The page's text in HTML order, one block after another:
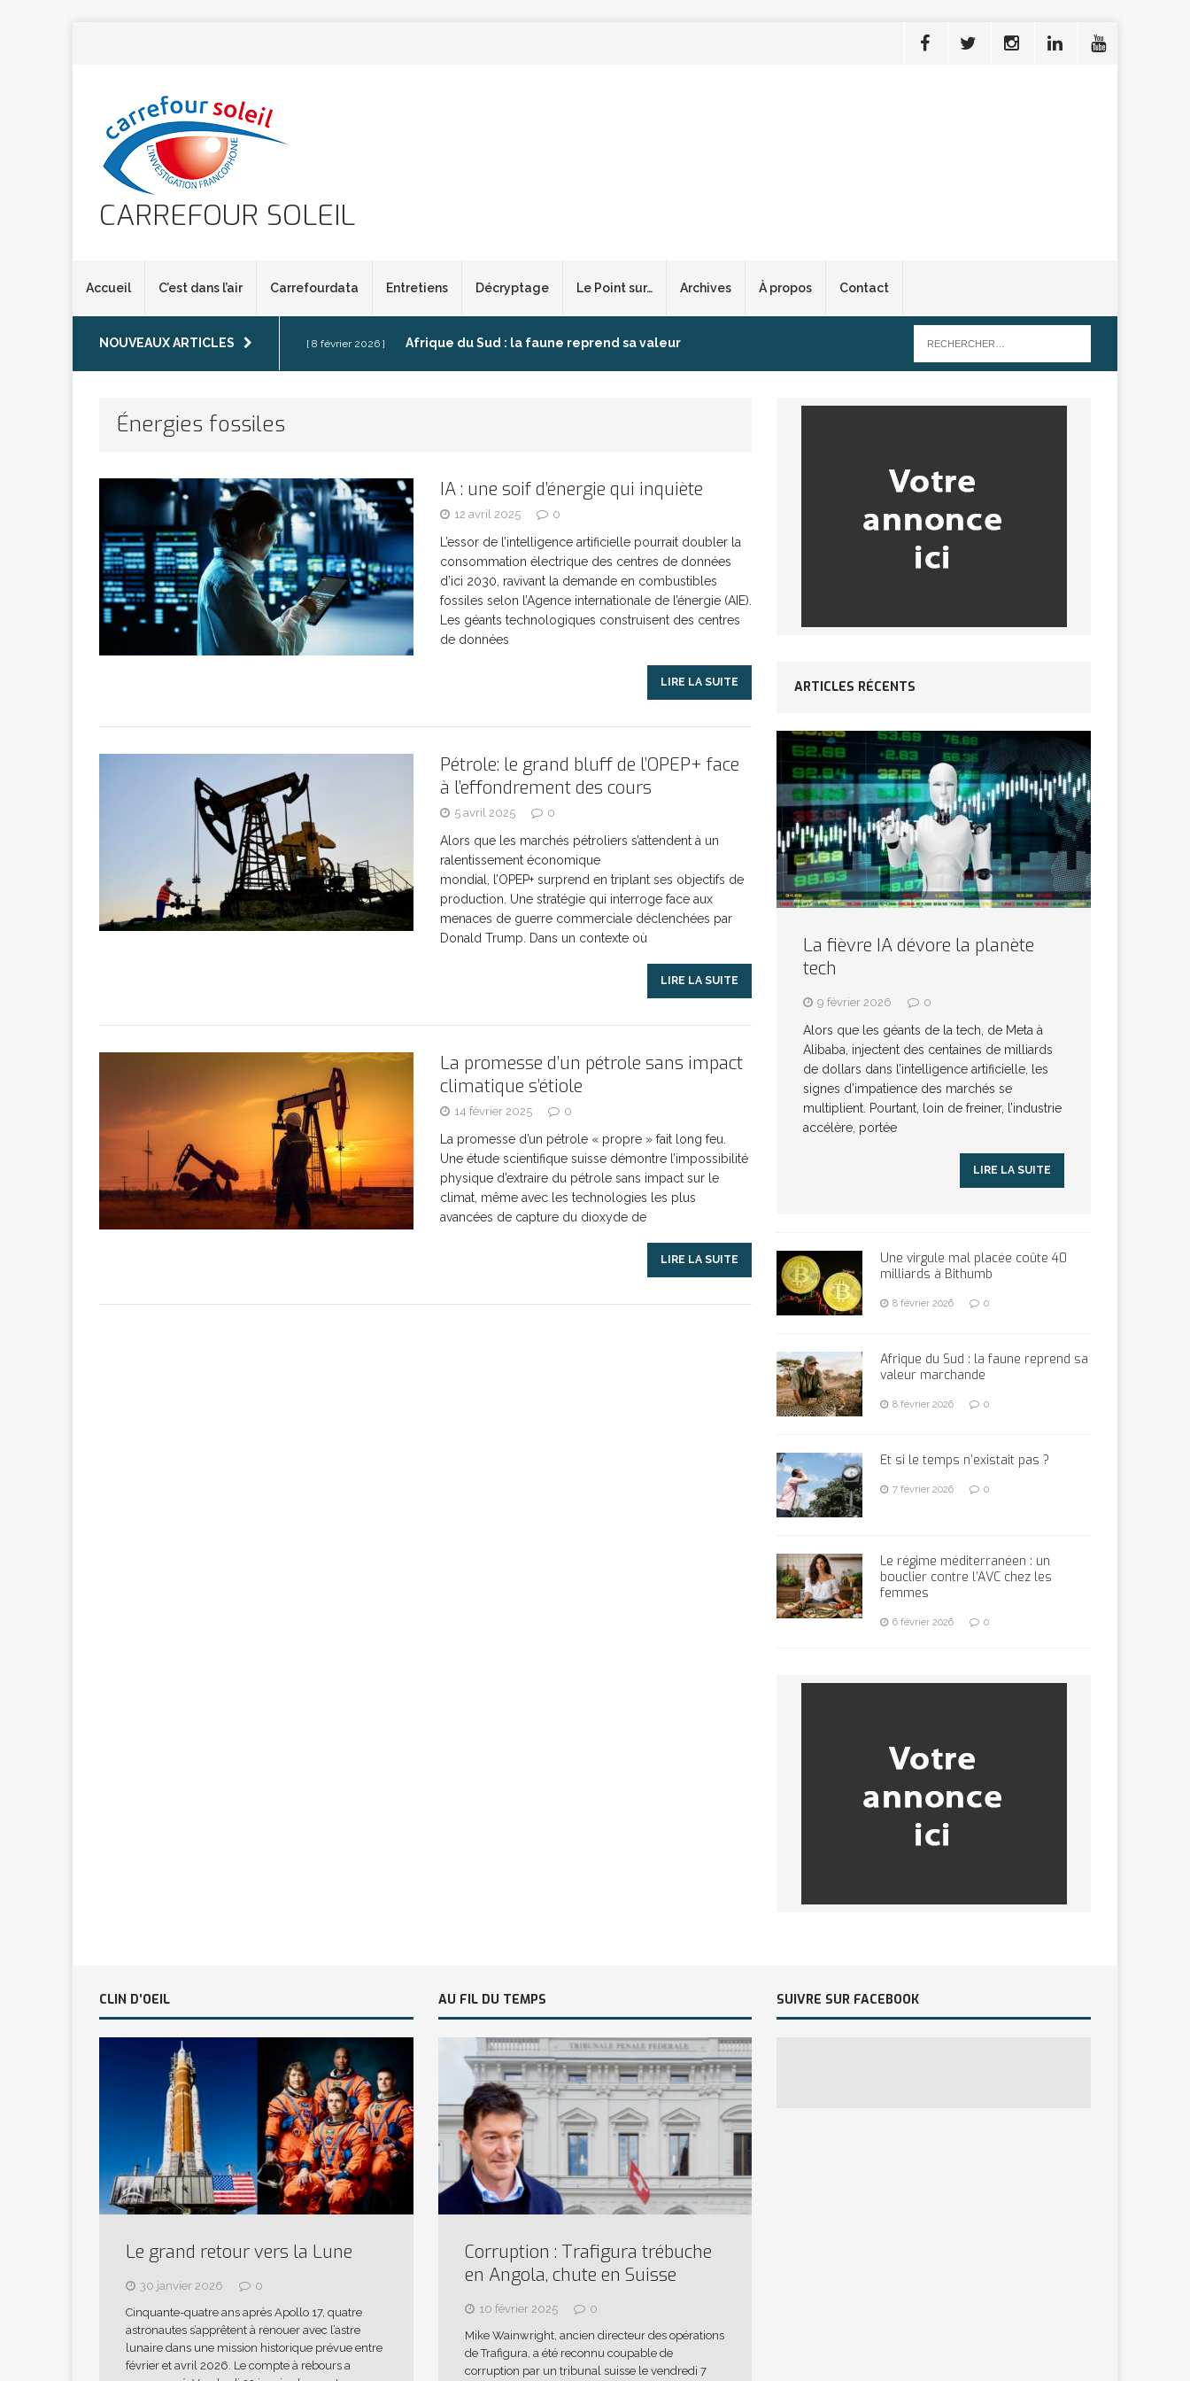
CARREFOUR SOLEIL
Accueil C’est dans l’air Carrefourdata Entretiens Décryptage Le Point sur… Archives À propos Contact
NOUVEAUX ARTICLES [ 8 février 2026 ] Afrique du Sud : la faune reprend sa valeur
[ 6 février 2026 ] Le régime méditerranéen : un bouclier contre
l’AVC chez les femmes ARTICLES RÉÇENTS
[ 5 février 2026 ] Énergie solaire : l’Afrique passe de la pénurie à
[ 2 février 2026 ] Washington refuse de payer et met l’ONU en péril
financier ARTICLES RÉÇENTS
[ 15 octobre 2025 ] Madagascar : Rajoelina chassé par « ses »
militaires ARTICLES RÉÇENTS
Les budgets militaires asphyxient le
[ 22 septembre 2025 ] L’or de la RDC pillé par une mafia sino-
congolaise, sous protection militaire ARTICLES RÉÇENTS
[ 9 février 2026 ] La fièvre IA dévore la planète tech ARTICLES
RÉÇENTS
Une virgule mal placée coûte 40 milliards à
Énergies fossiles
IA : une soif d’énergie qui inquiète
12 avril 2025 0
L’essor de l’intelligence artificielle pourrait doubler la
consommation électrique des centres de données
d’ici 2030, ravivant la demande en combustibles
fossiles selon l’Agence internationale de l’énergie (AIE).
Les géants technologiques construisent des centres
de données
LIRE LA SUITE
Pétrole: le grand bluff de l’OPEP+ face
à l’effondrement des cours
5 avril 2025 0
Alors que les marchés pétroliers s’attendent à un
ralentissement économique
mondial, l’OPEP+ surprend en triplant ses objectifs de
production. Une stratégie qui interroge face aux
menaces de guerre commerciale déclenchées par
Donald Trump. Dans un contexte où
LIRE LA SUITE
La promesse d’un pétrole sans impact
climatique s’étiole
14 février 2025 0
La promesse d’un pétrole « propre » fait long feu.
Une étude scientifique suisse démontre l’impossibilité
physique d’extraire du pétrole sans impact sur le
climat, même avec les technologies les plus
avancées de capture du dioxyde de
LIRE LA SUITE
ARTICLES RÉCENTS
La fièvre IA dévore la planète
tech
9 février 2026 0
Alors que les géants de la tech, de Meta à
Alibaba, injectent des centaines de milliards
de dollars dans l’intelligence artificielle, les
signes d’impatience des marchés se
multiplient. Pourtant, loin de freiner, l’industrie
accélère, portée
LIRE LA SUITE
Une virgule mal placée coûte 40
milliards à Bithumb
8 février 2026 0
Afrique du Sud : la faune reprend sa
valeur marchande
8 février 2026 0
Et si le temps n’existait pas ?
7 février 2026 0
Le régime méditerranéen : un
bouclier contre l’AVC chez les
femmes
6 février 2026 0
CLIN D’OEIL
Le grand retour vers la Lune
30 janvier 2026
0
Cinquante-quatre ans après Apollo 17, quatre
astronautes s’apprêtent à renouer avec l’astre
lunaire dans une mission historique prévue entre
février et avril 2026. Le compte à rebours a
AU FIL DU TEMPS
Corruption : Trafigura trébuche
en Angola, chute en Suisse
10 février 2025
0
Mike Wainwright, ancien directeur des opérations
de Trafigura, a été reconnu coupable de
corruption par un tribunal suisse le vendredi 7
SUIVRE SUR FACEBOOK